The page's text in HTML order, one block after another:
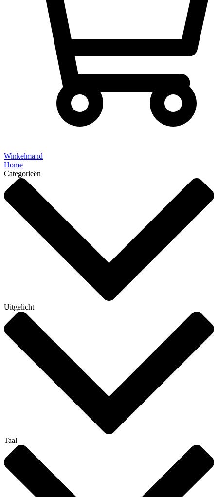
Winkelmand
Home
Categorieën
Uitgelicht
Taal